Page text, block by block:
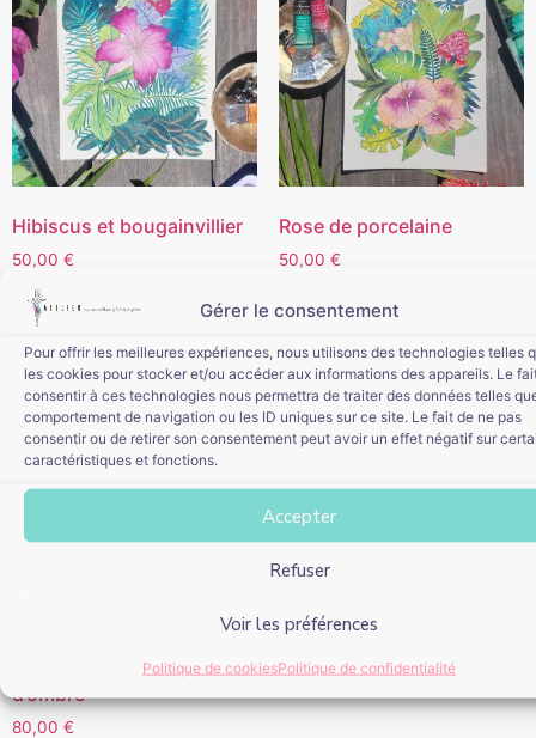
Gérer le consentement
Pour offrir les meilleures expériences, nous utilisons des technologies telles
les cookies pour stocker et/ou accéder aux informations des appareils. Le
consentir à ces technologies nous permettra de traiter des données telles
comportement de navigation ou les ID uniques sur ce site. Le fait de ne pas
consentir ou de retirer son consentement peut avoir un effet négatif sur
caractéristiques et fonctions.
Accepter
Refuser
Voir les préférences
Politique de cookiesPolitique de confidentialité
Hibiscus et bougainvillier
50,00 €
Ajouter au panier
Rose de porcelaine
50,00 €
Ajouter au panier
L’hibiscus qui rêvait
d’ombre
80,00 €